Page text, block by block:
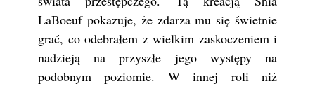
LaBoeuf pokazuje, że zdarza mu się świetnie
grać, co odebrałem z wielkim zaskoczeniem i
nadzieją na przyszłe jego występy na
podobnym poziomie. W innej roli niż